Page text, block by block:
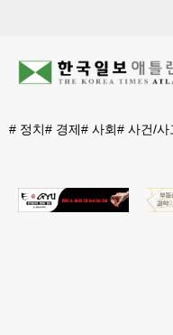
# 정치# 경제# 사회# 사건/사